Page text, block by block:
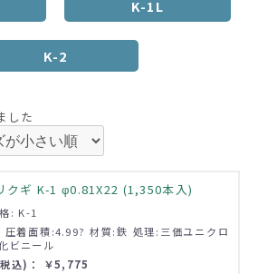
K-1L
K-2
した
クギ K-1 φ0.81X22 (1,350本入)
: K-1
圧着面積:4.99? 材質:鉄 処理:三価ユニクロ
ビニール
込)： ￥5,775